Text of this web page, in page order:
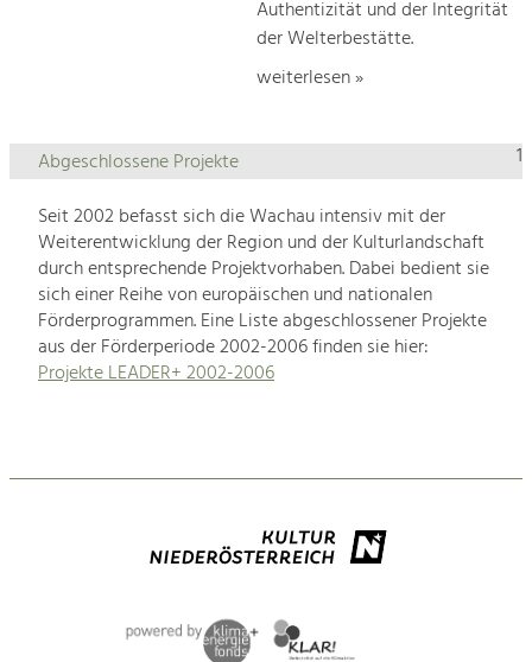
Authentizität und der Integrität
der Welterbestätte.
weiterlesen »
1
Abgeschlossene Projekte
Seit 2002 befasst sich die Wachau intensiv mit der
Weiterentwicklung der Region und der Kulturlandschaft
durch entsprechende Projektvorhaben. Dabei bedient sie
sich einer Reihe von europäischen und nationalen
Förderprogrammen. Eine Liste abgeschlossener Projekte
aus der Förderperiode 2002-2006 finden sie hier:
Projekte LEADER+ 2002-2006